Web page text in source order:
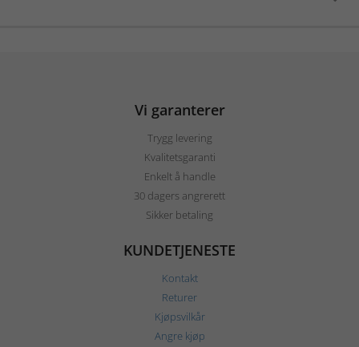
Vi garanterer
Trygg levering
Kvalitetsgaranti
Enkelt å handle
30 dagers angrerett
Sikker betaling
KUNDETJENESTE
Kontakt
Returer
Kjøpsvilkår
Angre kjøp